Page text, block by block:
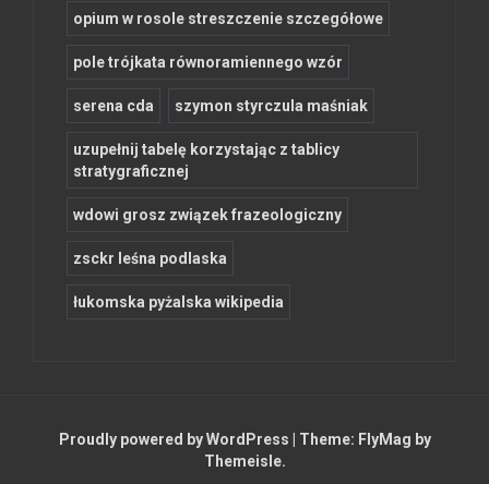
opium w rosole streszczenie szczegółowe
pole trójkata równoramiennego wzór
serena cda szymon styrczula maśniak
uzupełnij tabelę korzystając z tablicy
stratygraficznej
wdowi grosz związek frazeologiczny
zsckr leśna podlaska
łukomska pyżalska wikipedia
Proudly powered by WordPress Theme: FlyMag by
Themeisle.